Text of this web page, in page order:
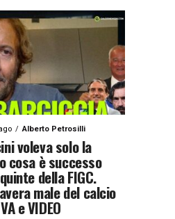
Alberto Petrosilli
voleva solo la
cosa è successo
della FIGC.
male del calcio
e VIDEO